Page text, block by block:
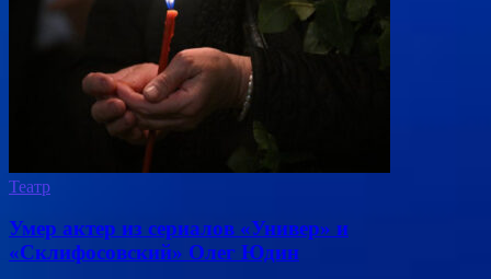
Театр
Умер актер из сериалов «Универ» и
«Склифосовский» Олег Юдин